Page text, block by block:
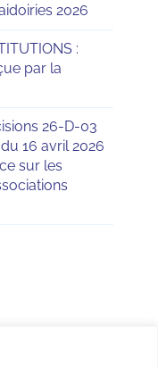
2026
:
par la
26-D-03
16 avril 2026
sur les